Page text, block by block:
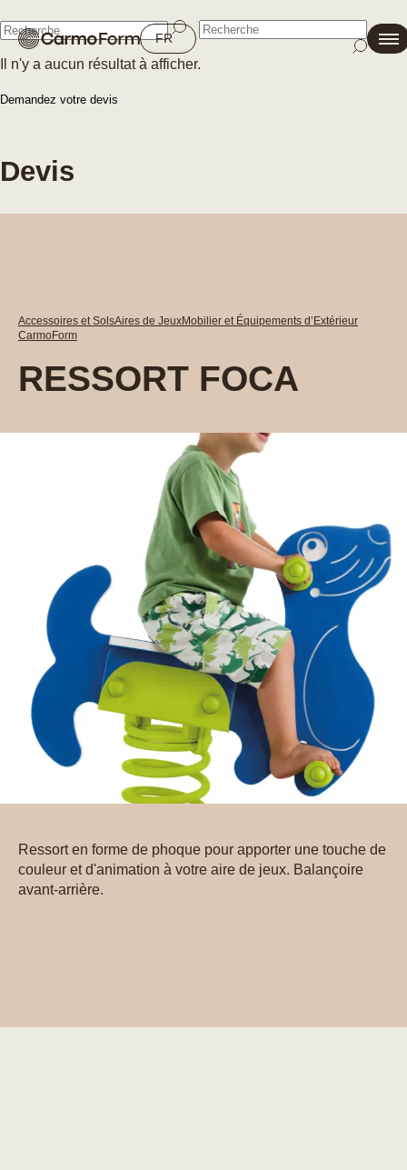
FR
Il n'y a aucun résultat à afficher.
Demandez votre devis
Fermer
Devis
Accessoires et SolsAires de JeuxMobilier et Équipements d’Extérieur
CarmoForm
RESSORT FOCA
Ressort en forme de phoque pour apporter une touche de
couleur et d'animation à votre aire de jeux. Balançoire
avant-arrière.